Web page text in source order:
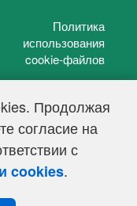
Продолжая
согласие на
с
cookies.
Политика
использования
cookie-файлов
77-39848, выдано